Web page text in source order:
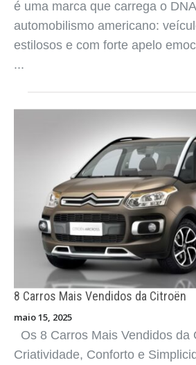
maio 15, 2025
Os 8 Carros Mais Vendidos da
Criatividade, Conforto e
8 Carros Mais Vendidos da Chery
maio 15, 2025